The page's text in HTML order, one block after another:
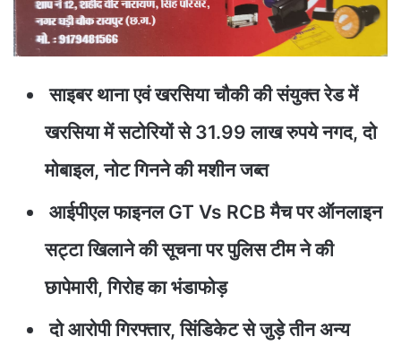
साइबर थाना एवं खरसिया चौकी की संयुक्त रेड में
खरसिया में सटोरियों से 31.99 लाख रुपये नगद, दो
मोबाइल, नोट गिनने की मशीन जब्त
आईपीएल फाइनल GT Vs RCB मैच पर ऑनलाइन
सट्टा खिलाने की सूचना पर पुलिस टीम ने की
छापेमारी, गिरोह का भंडाफोड़
दो आरोपी गिरफ्तार, सिंडिकेट से जुड़े तीन अन्य